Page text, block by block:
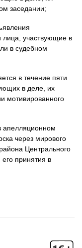
заседании;
лица, участвующие в
в судебном
в течение пяти
в деле, их
мотивированного
через мирового
Центрального
его принятия в